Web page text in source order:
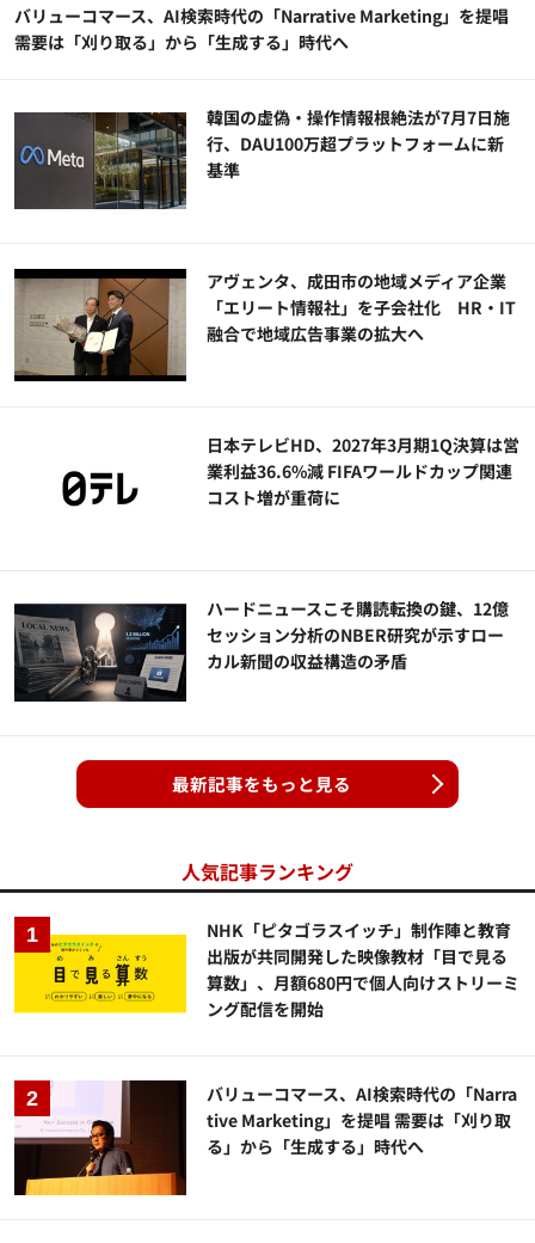
バリューコマース、AI検索時代の「Narrative Marketing」を提唱
需要は「刈り取る」から「生成する」時代へ
韓国の虚偽・操作情報根絶法が7月7日施
行、DAU100万超プラットフォームに新
基準
アヴェンタ、成田市の地域メディア企業
「エリート情報社」を子会社化 HR・IT
融合で地域広告事業の拡大へ
日本テレビHD、2027年3月期1Q決算は営
業利益36.6%減 FIFAワールドカップ関連
コスト増が重荷に
ハードニュースこそ購読転換の鍵、12億
セッション分析のNBER研究が示すロー
カル新聞の収益構造の矛盾
最新記事をもっと見る
人気記事ランキング
NHK「ピタゴラスイッチ」制作陣と教育
出版が共同開発した映像教材「目で見る
算数」、月額680円で個人向けストリーミ
ング配信を開始
バリューコマース、AI検索時代の「Narra
tive Marketing」を提唱 需要は「刈り取
る」から「生成する」時代へ